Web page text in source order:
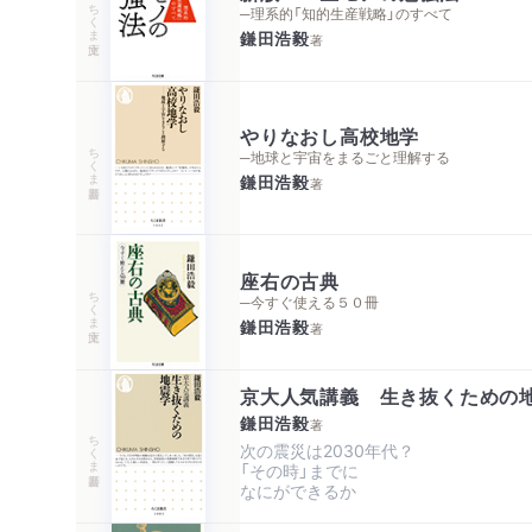
ちくま文庫 ─理系的「知的生産戦略」のすべて
鎌田浩毅著
ちくま新書
やりなおし高校地学
─地球と宇宙をまるごと理解する
鎌田浩毅著
ちくま文庫
座右の古典
─今すぐ使える５０冊
鎌田浩毅著
ちくま新書
京大人気講義 生き抜くための
鎌田浩毅著
次の震災は2030年代？
「その時」までに
なにができるか